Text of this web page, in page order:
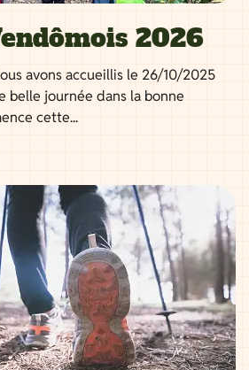
2026
avons accueillis le 26/10/2025
belle journée dans la bonne
cette...